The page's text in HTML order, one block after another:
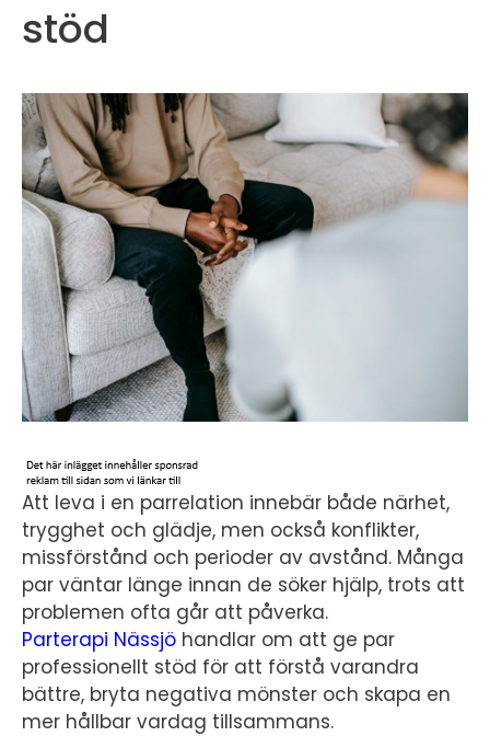
stöd
Att leva i en parrelation innebär både närhet,
trygghet och glädje, men också konflikter,
missförstånd och perioder av avstånd. Många
par väntar länge innan de söker hjälp, trots att
problemen ofta går att påverka.
Parterapi Nässjö handlar om att ge par
professionellt stöd för att förstå varandra
bättre, bryta negativa mönster och skapa en
mer hållbar vardag tillsammans.